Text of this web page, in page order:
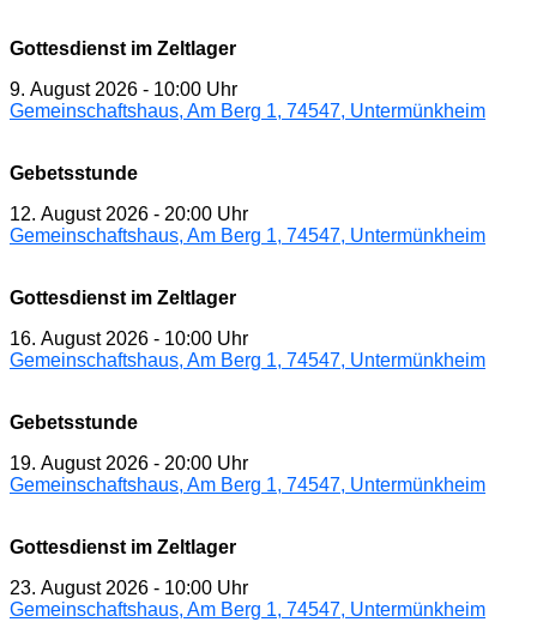
Gottesdienst im Zeltlager
9. August 2026 - 10:00 Uhr
Gemeinschaftshaus, Am Berg 1, 74547, Untermünkheim
Gebetsstunde
12. August 2026 - 20:00 Uhr
Gemeinschaftshaus, Am Berg 1, 74547, Untermünkheim
Gottesdienst im Zeltlager
16. August 2026 - 10:00 Uhr
Gemeinschaftshaus, Am Berg 1, 74547, Untermünkheim
Gebetsstunde
19. August 2026 - 20:00 Uhr
Gemeinschaftshaus, Am Berg 1, 74547, Untermünkheim
Gottesdienst im Zeltlager
23. August 2026 - 10:00 Uhr
Gemeinschaftshaus, Am Berg 1, 74547, Untermünkheim